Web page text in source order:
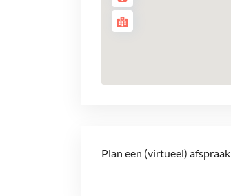
Plan een (virtueel) afspraak